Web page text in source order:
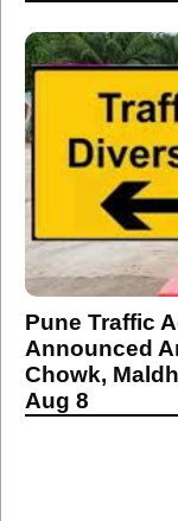
Pune Traffic
Announced
Chowk,
Aug 8